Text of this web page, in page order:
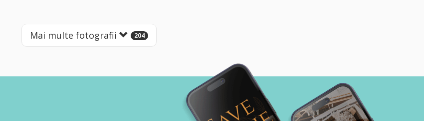
Mai multe fotografii 204